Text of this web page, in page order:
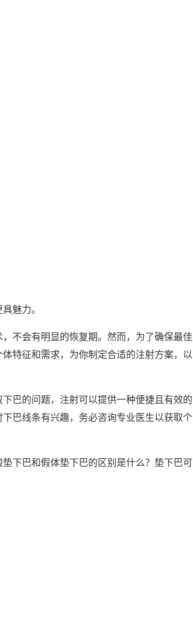
魅力。
不会有明显的恢复期。然而，为了确保最佳
特征和需求，为你制定合适的注射方案，以
巴的问题，注射可以提供一种便捷且有效的
巴线条有兴趣，务必咨询专业医生以获取个
下巴和假体垫下巴的区别是什么？垫下巴可